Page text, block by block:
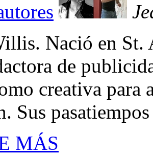
Nació en St.
de
creativa para
Sus
MÁS